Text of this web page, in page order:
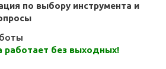
по выбору инструмента и
работает без выходных!